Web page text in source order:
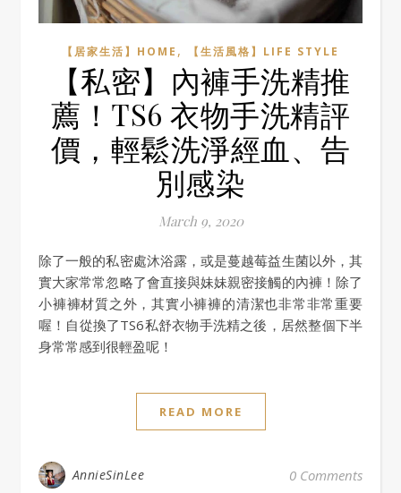
【居家生活】HOME , 【生活風格】LIFE STYLE
【私密】內褲手洗精推
薦！TS6 衣物手洗精評
價，輕鬆洗淨經血、告
別感染
March 9, 2020
除了一般的私密處沐浴露，或是蔓越莓益生菌以外，其
實大家常常忽略了會直接與妹妹親密接觸的內褲！除了
小褲褲材質之外，其實小褲褲的清潔也非常非常重要
喔！自從換了TS6私舒衣物手洗精之後，居然整個下半
身常常感到很輕盈呢！
READ MORE
AnnieSinLee 0 Comments